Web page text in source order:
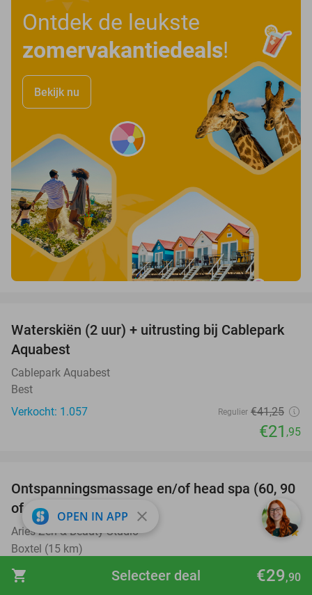
shopping_cart €29,90
Selecteer deal
Ontdek de leukste
zomervakantiedeals!
Bekijk nu
47%
Waterskiën (2 uur) + uitrusting bij Cablepark
Aquabest
Cablepark Aquabest
Best
Verkocht: 1.057
Regulier €41,25
€21 ,95
42%
Ontspanningsmassage en/of head spa (60, 90
of 120 min)
Aries Zen & Beauty Studio 9.4star
Boxtel (15 km)
Verkocht: 174
Regulier €60
OPEN IN APP close